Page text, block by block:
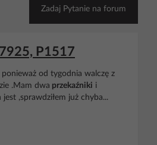
Zadaj Pytanie na forum
P1517
od tygodnia walczę z
.Mam dwa przekaźniki i
,sprawdziłem już chyba...